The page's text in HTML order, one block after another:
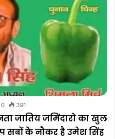
0 391
जातिय जमिंदारो का खुल
सबों के नौकर है उमेश सिंह